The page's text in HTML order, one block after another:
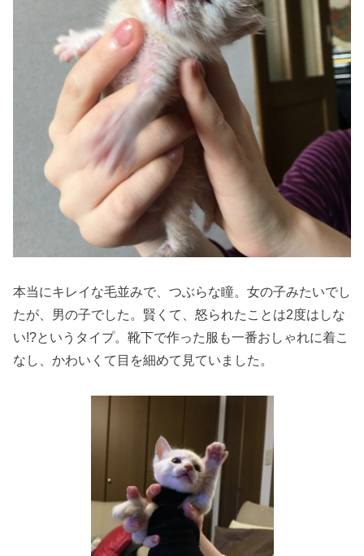
本当にキレイな毛並みで、つぶらな瞳。女の子みたいでし
たが、男の子でした。賢くて、怒られたことは2度はしな
い!?というタイプ。靴下で作った服も一番おしゃれに着こ
なし、かわいくて目を細めて見ていました。